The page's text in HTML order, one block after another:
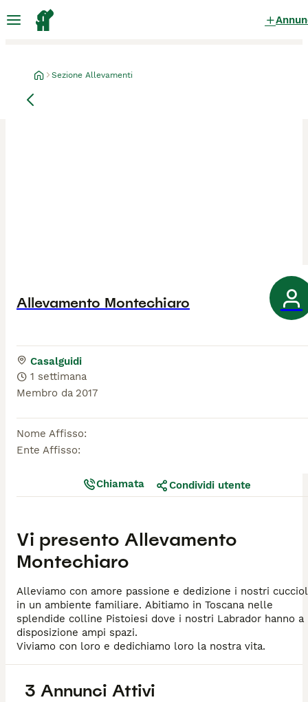
Sezione Allevamenti
Allevamento Montechiaro
Casalguidi
1 settimana
Membro da 2017
Nome Affisso:
Ente Affisso:
Vi presento Allevamento
Montechiaro
Chiamata Condividi utente
Alleviamo con amore passione e dedizione i nostri
in un ambiente familiare. Abitiamo in Toscana nelle
splendide colline Pistoiesi dove i nostri Labrador hanno a
disposizione ampi spazi.
3 Annunci Attivi